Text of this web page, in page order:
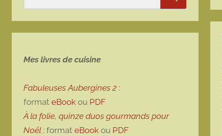
Rechercher
Mes livres de cuisine
Fabuleuses Aubergines 2 :
format eBook ou PDF
À la folie, quinze duos gourmands pour
Noël : format eBook ou PDF